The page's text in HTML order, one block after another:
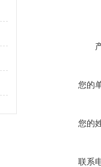
您的
您的
联系